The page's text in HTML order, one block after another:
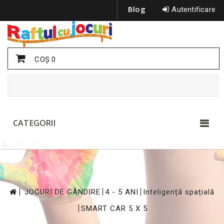
Autentificare
Blog
COŞ0
CATEGORII
>
JOCURI DE GÂNDIRE 4 - 5 ANI
Inteligență spațială
>
SMART CAR 5 X 5